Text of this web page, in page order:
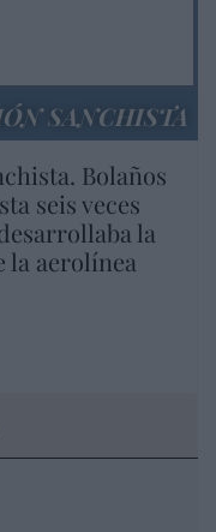
SANCHISTA
Bolaños
seis veces
la
aerolínea